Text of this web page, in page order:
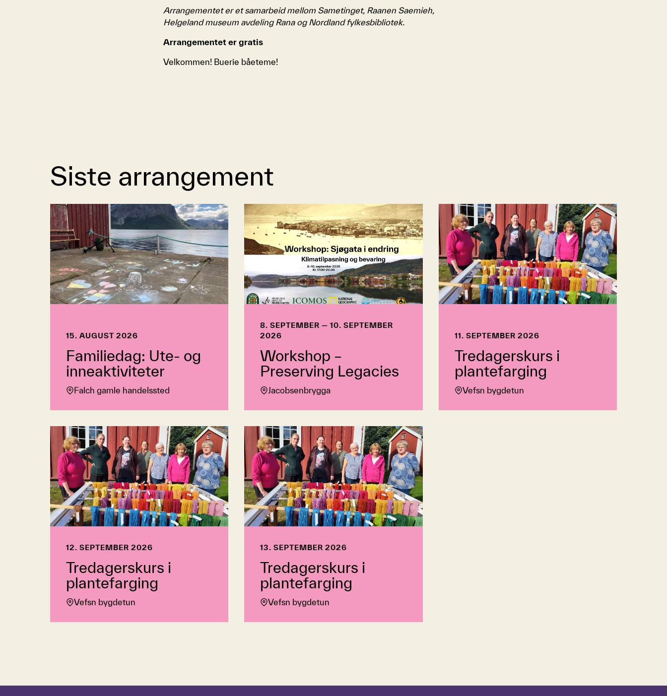
Arrangementet er et samarbeid mellom Sametinget, Raanen Saemieh,
Helgeland museum avdeling Rana og Nordland fylkesbibliotek.
Arrangementet er gratis
Velkommen! Buerie båeteme!
Siste arrangement
15. AUGUST 2026
Familiedag: Ute- og
inneaktiviteter
Falch gamle handelssted
8. SEPTEMBER — 10. SEPTEMBER
2026
Workshop –
Preserving Legacies
Jacobsenbrygga
11. SEPTEMBER 2026
Tredagerskurs i
plantefarging
Vefsn bygdetun
12. SEPTEMBER 2026
Tredagerskurs i
plantefarging
Vefsn bygdetun
13. SEPTEMBER 2026
Tredagerskurs i
plantefarging
Vefsn bygdetun
Hopp over tidslinje